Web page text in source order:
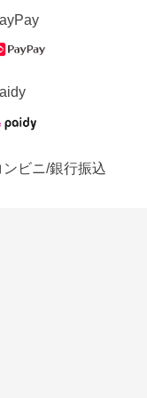
ンビニ/銀行振込